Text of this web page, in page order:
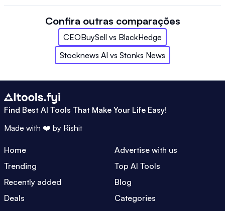
Confira outras comparações
CEOBuySell vs BlackHedge
Stocknews AI vs Stonks News
Find Best AI Tools That Make Your Life Easy!
Made with ❤️ by Rishit
Home
Advertise with us
Trending
Top AI Tools
Recently added
Blog
Deals
Categories